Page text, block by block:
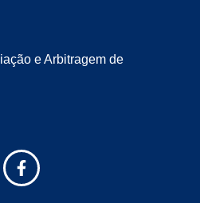
e Arbitragem de